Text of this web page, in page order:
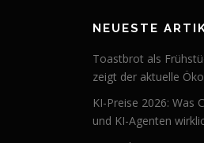
NEUESTE
Toastbrot als
zeigt der aktuelle
KI-Preise 2026: Was
und KI-Agenten